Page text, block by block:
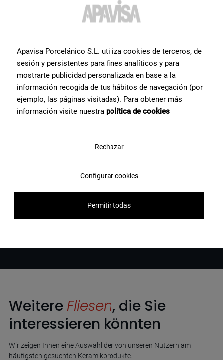
Setzen Sie sich mit unserem Keramikexpertenteam von Apavisa
Kontaktieren Sie uns
Weitere Fliesen, die Sie
interessieren könnten
Wir zeigen Ihnen eine Auswahl der von unseren Nutzern am
häufigsten gesuchten Keramikprodukte.
Apavisa Porcelánico S.L. utiliza cookies de terceros, de
sesión y persistentes para fines analíticos y para
mostrarte publicidad personalizada en base a la
información recogida de tus hábitos de navegación (por
ejemplo, las páginas visitadas). Para obtener más
información visite nuestra política de cookies
Rechazar
Configurar cookies
Permitir todas